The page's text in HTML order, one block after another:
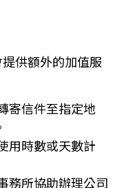
供額外的加值服
寄信件至指定地
用時數或天數計
務所協助辦理公司